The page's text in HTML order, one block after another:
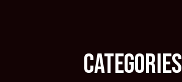
CATEGORIES